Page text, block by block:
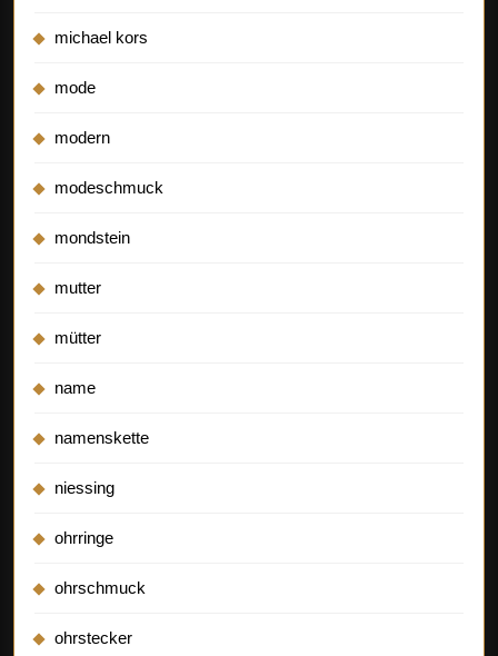
michael kors
mode
modern
modeschmuck
mondstein
mutter
mütter
name
namenskette
niessing
ohrringe
ohrschmuck
ohrstecker